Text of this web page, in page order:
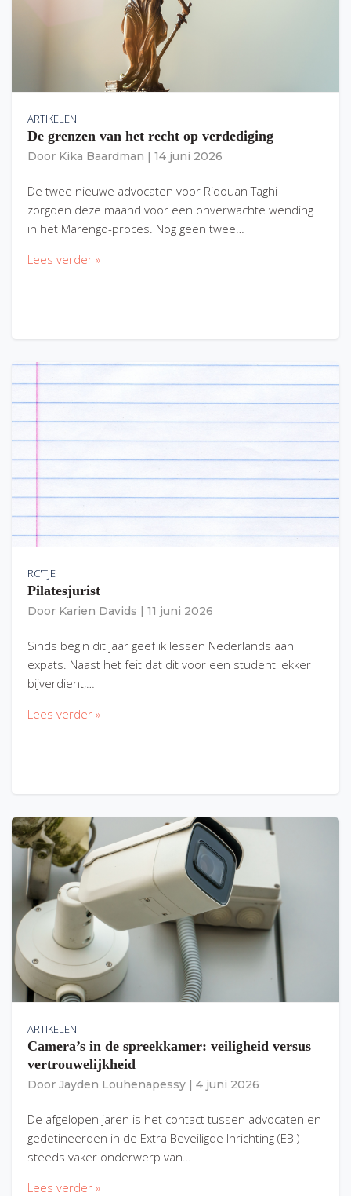
ARTIKELEN
De grenzen van het recht op verdediging
Door Kika Baardman 14 juni 2026
De twee nieuwe advocaten voor Ridouan Taghi
zorgden deze maand voor een onverwachte wending
in het Marengo-proces. Nog geen twee…
Lees verder »
RC'TJE
Pilatesjurist
Door Karien Davids 11 juni 2026
Sinds begin dit jaar geef ik lessen Nederlands aan
expats. Naast het feit dat dit voor een student lekker
bijverdient,…
Lees verder »
ARTIKELEN
Camera’s in de spreekkamer: veiligheid versus
vertrouwelijkheid
Door Jayden Louhenapessy 4 juni 2026
De afgelopen jaren is het contact tussen advocaten en
gedetineerden in de Extra Beveiligde Inrichting (EBI)
steeds vaker onderwerp van…
Lees verder »